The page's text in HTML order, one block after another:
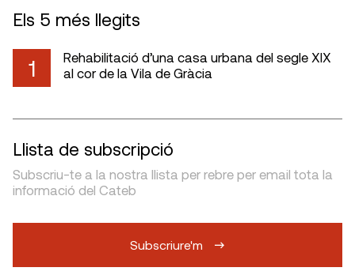
Els 5 més llegits
1
Rehabilitació d’una casa urbana del segle XIX
al cor de la Vila de Gràcia
Llista de subscripció
Subscriu-te a la nostra llista per rebre per email tota la
informació del Cateb
Subscriure'm